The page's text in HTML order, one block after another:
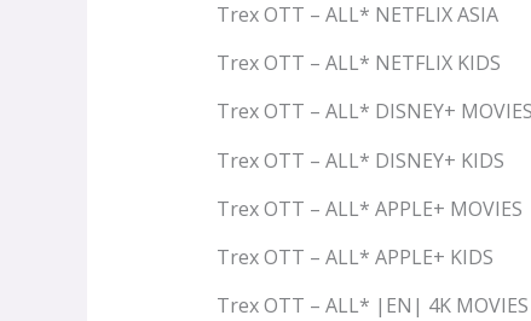
Trex OTT – ALL* NETFLIX ASIA
Trex OTT – ALL* NETFLIX KIDS
Trex OTT – ALL* DISNEY+ MOVIES
Trex OTT – ALL* DISNEY+ KIDS
Trex OTT – ALL* APPLE+ MOVIES
Trex OTT – ALL* APPLE+ KIDS
Trex OTT – ALL* |EN| 4K MOVIES